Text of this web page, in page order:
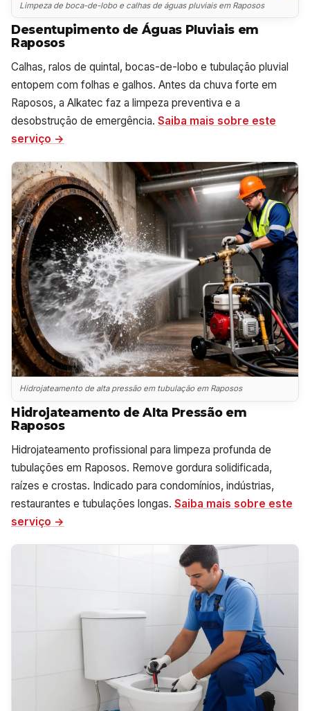
Limpeza de boca-de-lobo e calhas de águas pluviais em Raposos
Desentupimento de Águas Pluviais em
Raposos
Calhas, ralos de quintal, bocas-de-lobo e tubulação pluvial
entopem com folhas e galhos. Antes da chuva forte em
Raposos, a Alkatec faz a limpeza preventiva e a
desobstrução de emergência. Saiba mais sobre este
serviço →
Hidrojateamento de alta pressão em tubulação em Raposos
Hidrojateamento de Alta Pressão em
Raposos
Hidrojateamento profissional para limpeza profunda de
tubulações em Raposos. Remove gordura solidificada,
raízes e crostas. Indicado para condomínios, indústrias,
restaurantes e tubulações longas. Saiba mais sobre este
serviço →